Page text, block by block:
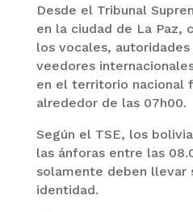
Desde el Tribunal
en la ciudad de La Paz,
los vocales, autoridades
veedores
en el territorio nacional
alrededor de las 07h00.
Según el TSE, los
las ánforas entre las
solamente deben llevar
identidad.